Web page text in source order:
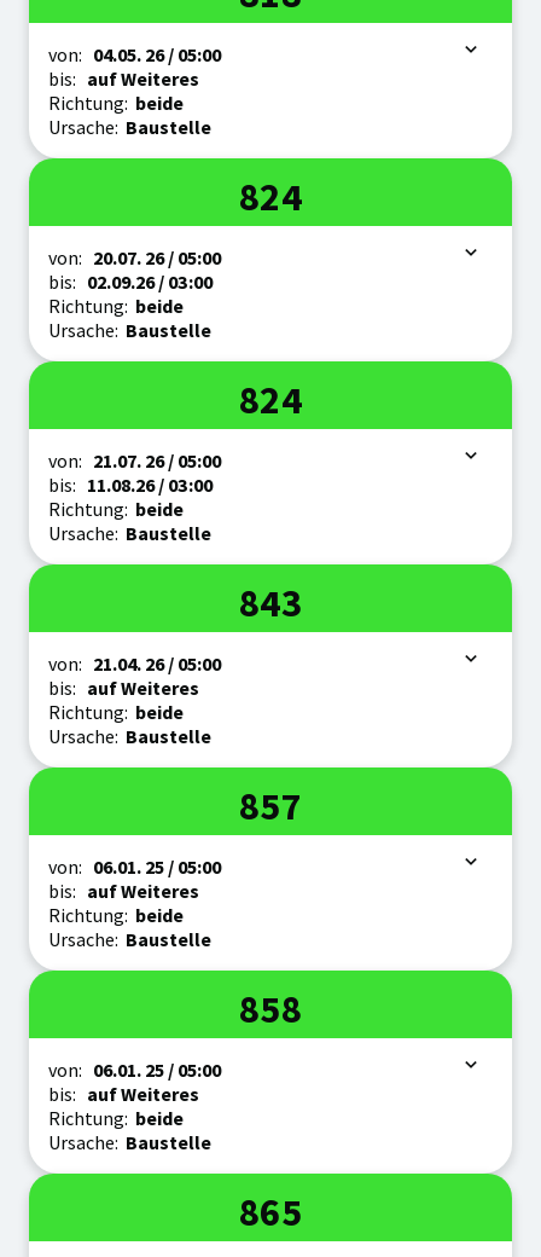
Zeitraum
von: 04.05. 26/ 05:00
bis: auf Weiteres
Richtung: beide
Ursache: Baustelle
Linie
824
Zeitraum
von: 20.07. 26/ 05:00
bis: 02.09.26/ 03:00
Richtung: beide
Ursache: Baustelle
Linie
824
Zeitraum
von: 21.07. 26/ 05:00
bis: 11.08.26/ 03:00
Richtung: beide
Ursache: Baustelle
Linie
843
Zeitraum
von: 21.04. 26/ 05:00
bis: auf Weiteres
Richtung: beide
Ursache: Baustelle
Linie
857
Zeitraum
von: 06.01. 25/ 05:00
bis: auf Weiteres
Richtung: beide
Ursache: Baustelle
Linie
858
Zeitraum
von: 06.01. 25/ 05:00
bis: auf Weiteres
Richtung: beide
Ursache: Baustelle
Linie
865